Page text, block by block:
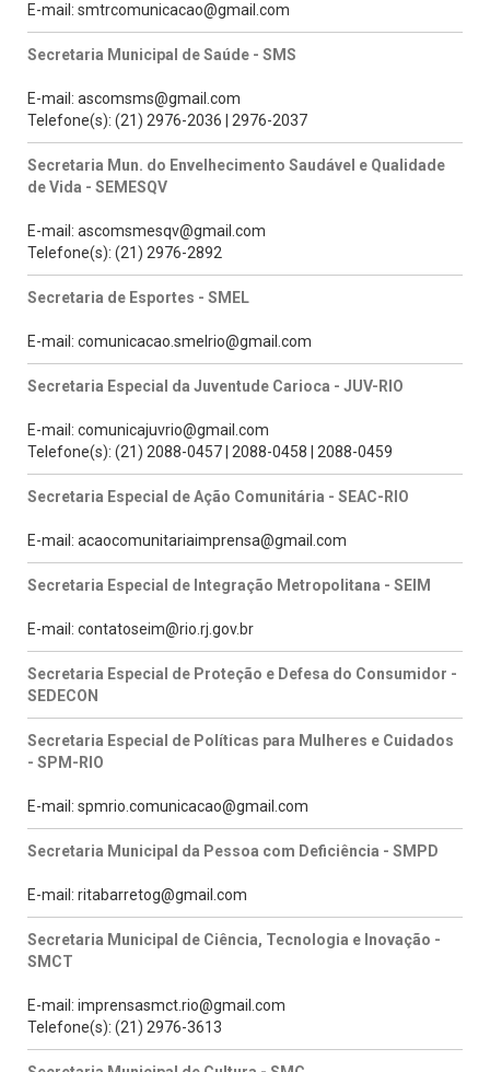
E-mail: smtrcomunicacao@gmail.com
Secretaria Municipal de Saúde - SMS
E-mail: ascomsms@gmail.com
Telefone(s): (21) 2976-2036 | 2976-2037
Secretaria Mun. do Envelhecimento Saudável e Qualidade
de Vida - SEMESQV
E-mail: ascomsmesqv@gmail.com
Telefone(s): (21) 2976-2892
Secretaria de Esportes - SMEL
E-mail: comunicacao.smelrio@gmail.com
Secretaria Especial da Juventude Carioca - JUV-RIO
E-mail: comunicajuvrio@gmail.com
Telefone(s): (21) 2088-0457 | 2088-0458 | 2088-0459
Secretaria Especial de Ação Comunitária - SEAC-RIO
E-mail: acaocomunitariaimprensa@gmail.com
Secretaria Especial de Integração Metropolitana - SEIM
E-mail: contatoseim@rio.rj.gov.br
Secretaria Especial de Proteção e Defesa do Consumidor -
SEDECON
Secretaria Especial de Políticas para Mulheres e Cuidados
- SPM-RIO
E-mail: spmrio.comunicacao@gmail.com
Secretaria Municipal da Pessoa com Deficiência - SMPD
E-mail: ritabarretog@gmail.com
Secretaria Municipal de Ciência, Tecnologia e Inovação -
SMCT
E-mail: imprensasmct.rio@gmail.com
Telefone(s): (21) 2976-3613